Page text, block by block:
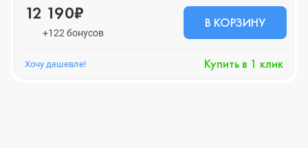
12 190₽
+122 бонусов
В КОРЗИНУ
Хочу дешевле! Купить в 1 клик